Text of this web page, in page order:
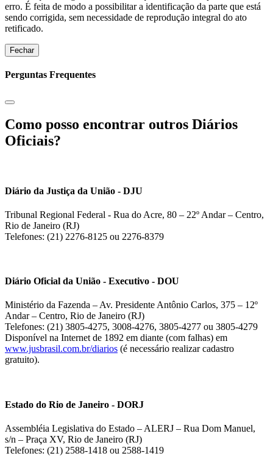
erro. É feita de modo a possibilitar a identificação da parte que está
sendo corrigida, sem necessidade de reprodução integral do ato
retificado.
Fechar
Perguntas Frequentes
Como posso encontrar outros Diários
Oficiais?
Diário da Justiça da União - DJU
Tribunal Regional Federal - Rua do Acre, 80 – 22º Andar – Centro,
Rio de Janeiro (RJ)
Telefones: (21) 2276-8125 ou 2276-8379
Diário Oficial da União - Executivo - DOU
Ministério da Fazenda – Av. Presidente Antônio Carlos, 375 – 12º
Andar – Centro, Rio de Janeiro (RJ)
Telefones: (21) 3805-4275, 3008-4276, 3805-4277 ou 3805-4279
Disponível na Internet de 1892 em diante (com falhas) em
www.jusbrasil.com.br/diarios (é necessário realizar cadastro
gratuito).
Estado do Rio de Janeiro - DORJ
Assembléia Legislativa do Estado – ALERJ – Rua Dom Manuel,
s/n – Praça XV, Rio de Janeiro (RJ)
Telefones: (21) 2588-1418 ou 2588-1419